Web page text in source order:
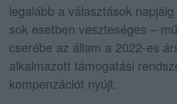
legalább a választások
sok esetben veszteséges –
cserébe az állam a 2022-es
alkalmazott támogatási
kompenzációt nyújt.